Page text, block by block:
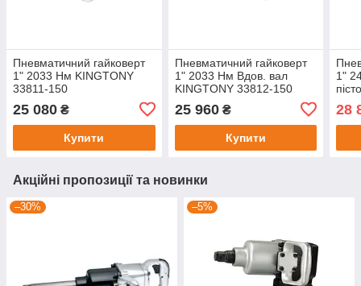
Пневматичний гайковерт
1" 2033 Нм KINGTONY
33811-150
25 080 ₴
Купити
Пневматичний гайковерт
1" 2033 Нм Вдов. вал
KINGTONY 33812-150
25 960₴
Купити
1"
28
Акційні пропозиції та новинки
–30% –5%